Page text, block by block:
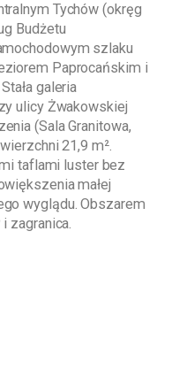
Tychów (okręg
Budżetu
szlaku
Paprocańskim i
galeria
ulicy Żwakowskiej
(Sala Granitowa,
21,9 m².
taflami luster bez
małej
wyglądu. Obszarem
zagranica.